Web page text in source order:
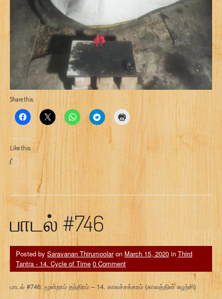
Share this:
Like this:
Loading…
பாடல் #746
Posted by Saravanan Thirumoolaron March 15, 2020 in Third
Tantra - 14. Cycle of Time 0 Comment
பாடல் #746: மூன்றாம் தந்திரம் – 14. காலச்சக்கரம் (காலத்தின் சுழற்சி)